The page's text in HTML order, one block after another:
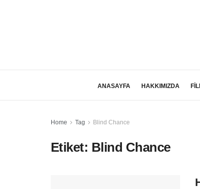
ANASAYFA HAKKIMIZDA
Home Tag Blind Chance
Etiket: Blind Chance